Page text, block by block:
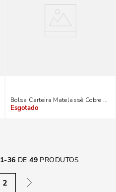
Alça Corrente
Bolsa Carteira Matelassê Cobre
Indisponível
1-36 DE49 PRODUTOS
2